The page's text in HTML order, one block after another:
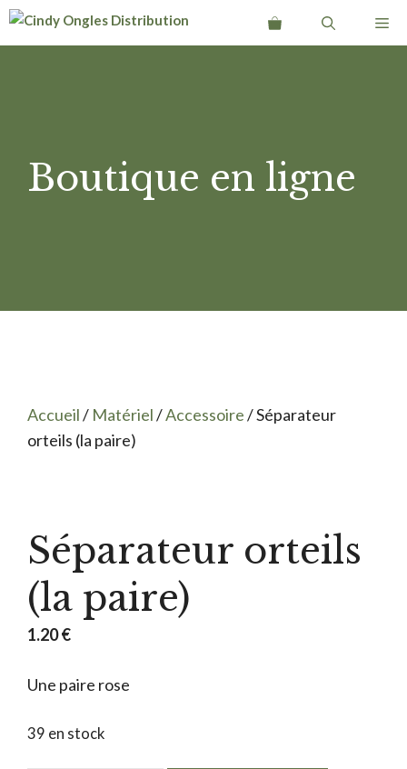
Aller
Boutique en ligne
Accueil/ Matériel/Accessoire/ Séparateur
orteils (la paire)
Séparateur orteils
(la paire)
1.20€
Une paire rose
39 en stock